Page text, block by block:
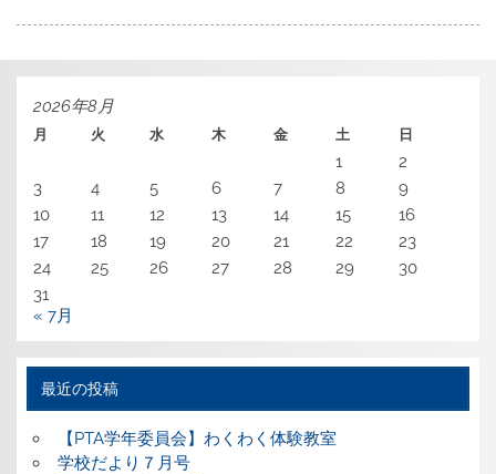
2026年8月
月 火 水 木 金 土 日
1
2
3
4 5 6 7 8
9
10
11 12 13 14 15
16
17
18 19 20 21 22
23
24
25 26 27 28 29
30
31
« 7月
最近の投稿
【PTA学年委員会】わくわく体験教室
学校だより７月号